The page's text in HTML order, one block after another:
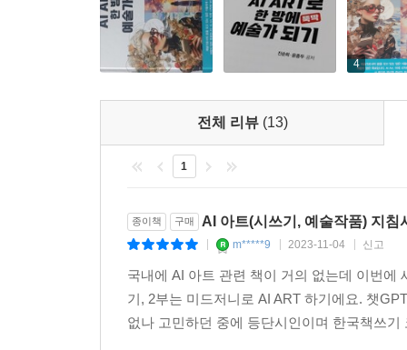
AI Art, 이제 시작해 보실까요. AI 시인과 AI 화가로
2023년 8월. 여유재에서 진순희, 윤종두 4
전체 리뷰 (13)
1
종이책 구매 AI 아트(시쓰기, 예술작품) 지침
m*****9 2023-11-04 신고
국내에 AI 아트 관련 책이 거의 없는데 이번에
기, 2부는 미드저니로 AI ART 하기에요. 챗
없나 고민하던 중에 등단시인이며 한국책쓰